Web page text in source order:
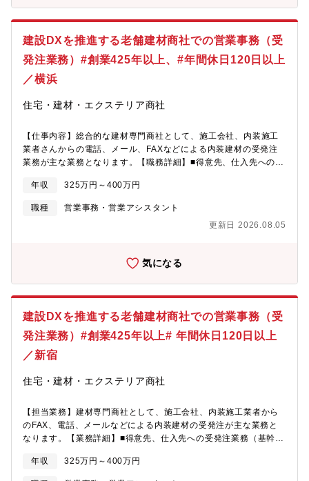
10%）、財形貯蓄制度（奨励金3%）■在宅勤務制度（試用期間終
了後より）■退職金積立制度（試用期間終了後より）、確定拠出年
金制度■全正社員人間ドック費用、インフルエンザ予防接種費用全
額負担■副業は相談次第で可能■産前産後休暇・育児休業（取得実
績あり/復帰率ほぼ90％）
ト 等【組織構成】配属予定部署：拠点事業部 東京支店 東京
な市場で、売上を創る当社の中でも売上比率の高い関東エリアを
担当し、企業成長に直結する仕事です。・東京、神奈川、埼玉、
様や展示会で接点を持った既存顧客が中心（新規開拓の負担が少
プロ顧客が中心・自分の営業活動が、直接売上に繋がる喜びを実
えて実行できる■キャリアパス明確×リーダー職への道も営業のプ
ロフェッショナルとして、キャリアを築ける環境です。・営業→
営業リーダー→マネージャー：明確なキャリアパス・入社後は後
はチーム全体の売上管理、メンバー育成などの営業チームマネジ
建設DXを推進する老舗建材商社での営業事務（受
発注業務）#創業425年以上、#年間休日120日以上
／横浜
住宅・建材・エクステリア商社
【仕事内容】総合的な建材専門商社として、施工会社、内装施工
業者さんからの電話、メール、FAXなどによる内装建材の受発注
業務が主な業務となります。【職務詳細】■得意先、仕入先への受
ての発注、照合業務■得意先からの各種問い合わせ対応■見積業
務、またそのフォロー■その他、庶務業務 ■入社後すぐにお任せす
る業務：複数の担当者が対応・フォローできる得意先の受発注業
務■ステップアップでお任せする業務：複数の採用商品がある得意
目指していただきます。【募集部門】 BuildApp事業統括本部 建
センター【メンバー構成】 リーダー1名、メンバー4名、アルバイ
て、強いオーナーシップ持ち、新たな価値創造・事業運営（スタ
ートアップ）を実現することを強く推奨しています。そのための
社について】■1598年創業、1947年設立。内装資材、外装建材、
造・販売を手掛ける老舗企業です。■これまで建設・商社事業をメ
ルの変革を行っております。※建設業界の「脱炭素化」や「効率
化」は国も推進しており国とも連携しながら進めることもござい
ます。社会インフラを支えたい方や建設業界の「不」を解決し日
ナログ的な手法が多く残っておりますが、同社は業界で先駆けて
年収 325万円～400万円
職種
営業事務・営業アシスタント
更新日 2026.08.05
気になる
建設DXを推進する老舗建材商社での営業事務（受
発注業務）#創業425年以上# 年間休日120日以上
／新宿
住宅・建材・エクステリア商社
【担当業務】建材専門商社として、施工会社、内装施工業者から
のFAX、電話、メールなどによる内装建材の受発注が主な業務と
なります。【業務詳細】■得意先、仕入先への受発注業務（基幹シ
注システムを使用しての発注、照合業務■得意先からの各種問い合
わせ対応■見積業務、価格登録その他営業フォロー■その他、庶務
年収 325万円～400万円